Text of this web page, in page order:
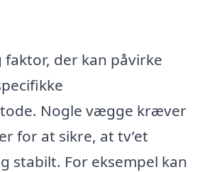
faktor, der kan påvirke
Nogle vægge kræver
for at sikre, at tv’et
stabilt. For eksempel kan